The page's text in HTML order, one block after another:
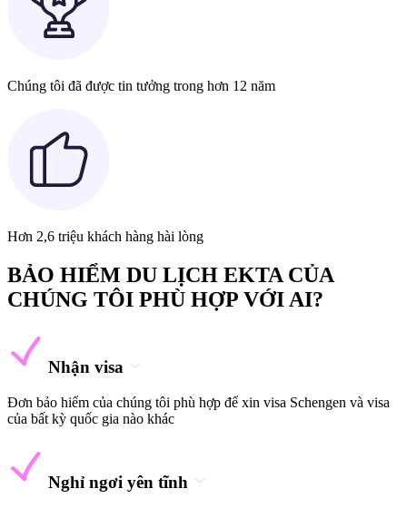
Chúng tôi đã được tin tưởng trong hơn 12 năm
Hơn 2,6 triệu khách hàng hài lòng
BẢO HIỂM DU LỊCH EKTA CỦA
CHÚNG TÔI PHÙ HỢP VỚI AI?
Nhận visa
Đơn bảo hiểm của chúng tôi phù hợp để xin visa Schengen và visa
của bất kỳ quốc gia nào khác
Nghỉ ngơi yên tĩnh